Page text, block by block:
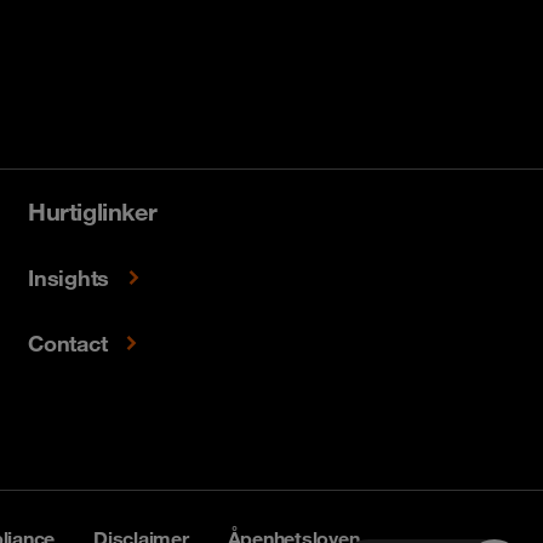
Hurtiglinker
Insights
Contact
Disclaimer Åpenhetsloven